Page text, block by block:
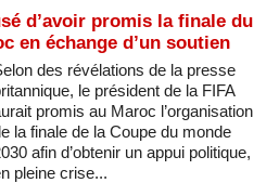
d’avoir promis la finale du
en échange d’un soutien
des révélations de la presse
le président de la FIFA
promis au Maroc l’organisation
la finale de la Coupe du monde
afin d’obtenir un appui politique,
pleine crise...